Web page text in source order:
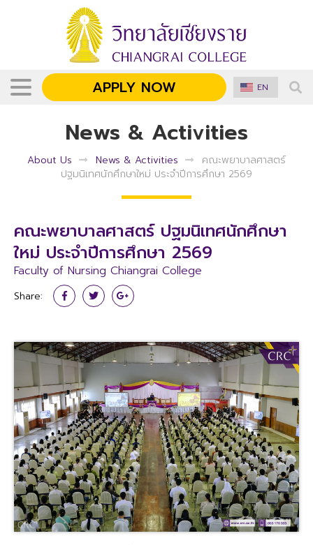
APPLY NOW EN
News & Activities
About Us News & Activities
คณะพยาบาลศาสตร์
ปฐมนิเทศนักศึกษาใหม่ ประจำปีการศึกษา 2569
คณะพยาบาลศาสตร์ ปฐมนิเทศนักศึกษา
ใหม่ ประจำปีการศึกษา 2569
Faculty of Nursing Chiangrai College
Share: